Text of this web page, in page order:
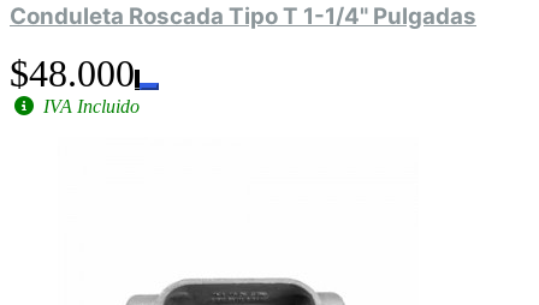
Conduleta Roscada Tipo T 1-1/4" Pulgadas
$48.000
IVA Incluido